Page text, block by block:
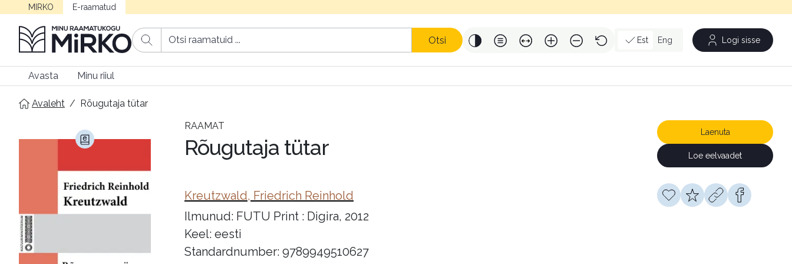
MIRKO E-raamatud
Otsi Est Eng Logi sisse
Avasta Minu riiul
Avaleht / Rõugutaja tütar
RAAMAT
Rõugutaja tütar
Kreutzwald, Friedrich Reinhold
Ilmunud: FUTU Print : Digira, 2012
Keel: eesti
Standardnumber: 9789949510627
Laenuta
Loe eelvaadet